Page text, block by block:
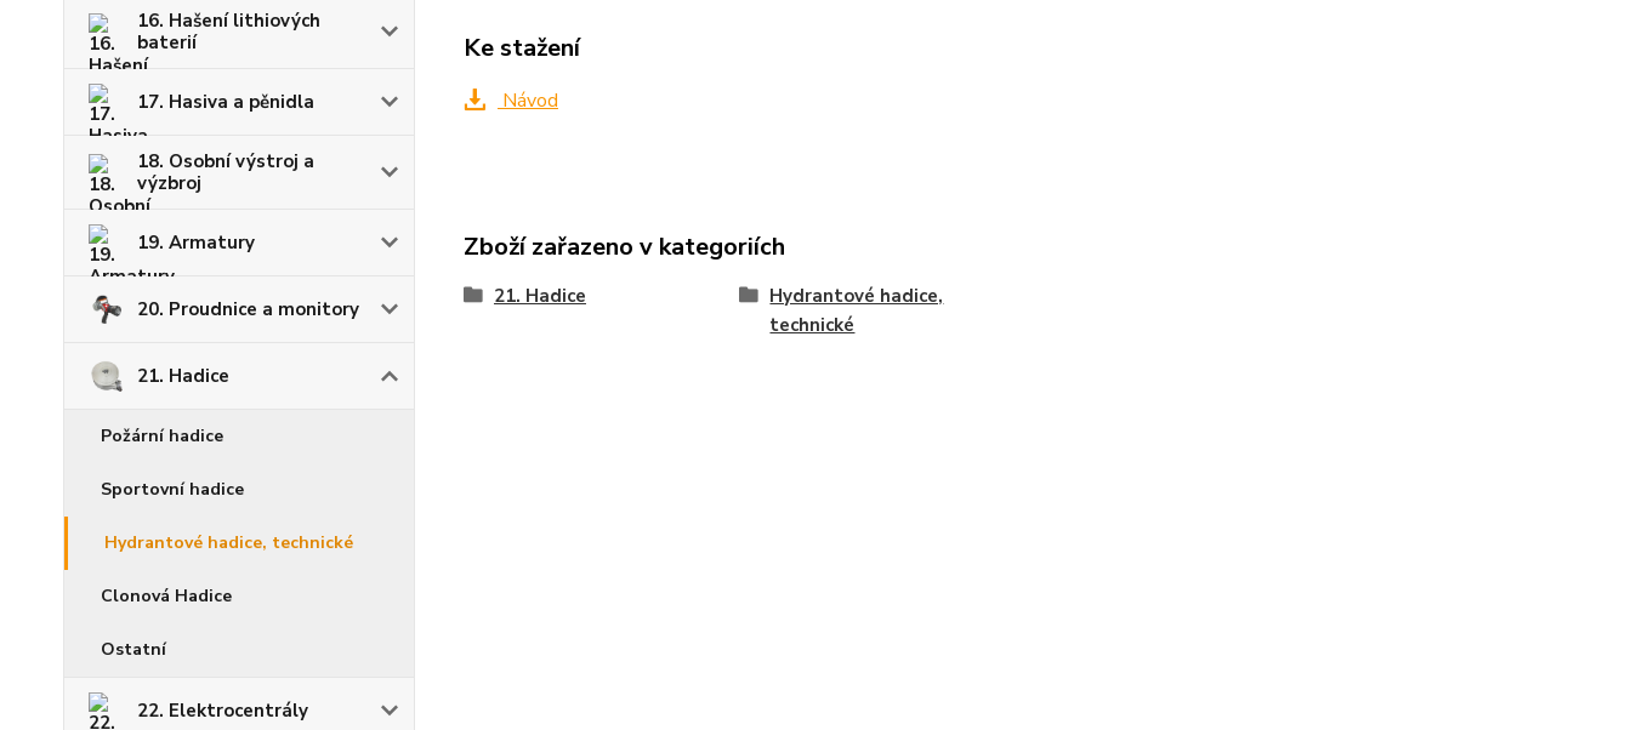
16. Hašení lithiových
baterií
17. Hasiva a pěnidla
18. Osobní výstroj a
výzbroj
19. Armatury
20. Proudnice a monitory
21. Hadice
Požární hadice
Sportovní hadice
Hydrantové hadice, technické
Clonová Hadice
Ostatní
22. Elektrocentrály
Ke stažení
Návod
Zboží zařazeno v kategoriích
21. Hadice
Hydrantové hadice,
technické